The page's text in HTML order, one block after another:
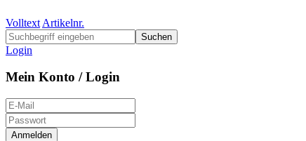
Volltext Artikelnr.
Suchen
Login
Mein Konto / Login